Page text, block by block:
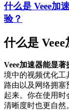
什么是 Veee加
验？
什么是 Veee
Veee加速器能显
境中的视频优化工
路由以及网络拥塞
起来。你在使用时
清晰度时也更自然